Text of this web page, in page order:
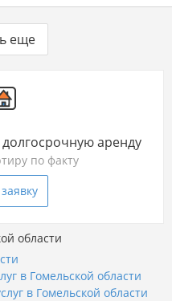
еще
аренду
по факту
области
в Гомельской области
в Гомельской области